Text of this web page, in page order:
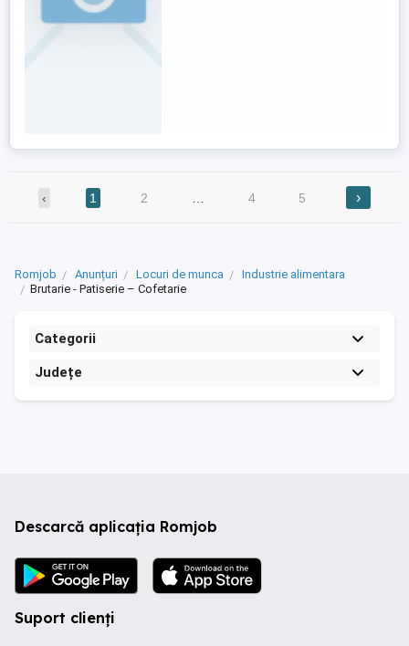
‹ 1 2 4 5 ›
Romjob Anunțuri Locuri de munca
Industrie alimentara
Brutarie - Patiserie – Cofetarie
Categorii
Județe
Descarcă aplicația Romjob
Suport clienți